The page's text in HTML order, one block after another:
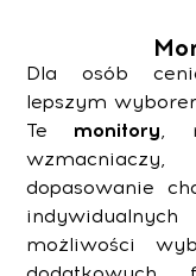
Dla osób
lepszym
Te monitory,
dopasowanie
możliwości